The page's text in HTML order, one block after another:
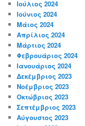
Ιούλιος 2024
Ιούνιος 2024
Μάιος 2024
Απρίλιος 2024
Μάρτιος 2024
Φεβρουάριος 2024
Ιανουάριος 2024
Δεκέμβριος 2023
Νοέμβριος 2023
Οκτώβριος 2023
Σεπτέμβριος 2023
Αύγουστος 2023